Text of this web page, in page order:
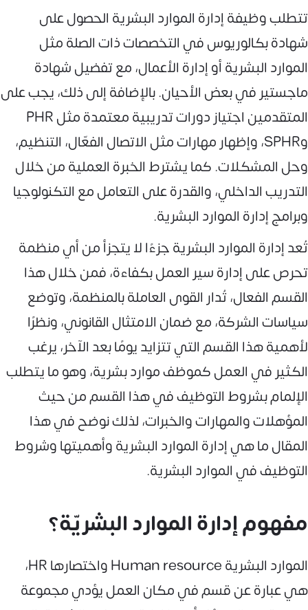
تتطلب وظيفة إدارة الموارد البشرية الحصول على
شهادة بكالوريوس في التخصصات ذات الصلة مثل
الموارد البشرية أو إدارة الأعمال، مع تفضيل شهادة
ماجستير في بعض الأحيان. بالإضافة إلى ذلك، يجب على
المتقدمين اجتياز دورات تدريبية معتمدة مثل PHR
وSPHR، وإظهار مهارات مثل الاتصال الفعّال، التنظيم،
وحل المشكلات. كما يشترط الخبرة العملية من خلال
التدريب الداخلي، والقدرة على التعامل مع التكنولوجيا
وبرامج إدارة الموارد البشرية.
تُعد إدارة الموارد البشرية جزءًا لا يتجزأ من أي منظمة
تحرص على إدارة سير العمل بكفاءة، فمن خلال هذا
القسم الفعال، تُدار القوى العاملة بالمنظمة، وتوضع
سياسات الشركة، مع ضمان الامتثال القانوني، ونظرًا
لأهمية هذا القسم التي تتزايد يومًا بعد الآخر، يرغب
الكثير في العمل كموظف موارد بشرية، وهو ما يتطلب
الإلمام بشروط التوظيف في هذا القسم من حيث
المؤهلات والمهارات والخبرات، لذلك نوضح في هذا
المقال ما هي إدارة الموارد البشرية وأهميتها وشروط
التوظيف في الموارد البشرية.
مفهوم إدارة الموارد البشريّة؟
الموارد البشرية Human resource واختصارها HR،
هي عبارة عن قسم في مكان العمل يؤدي مجموعة